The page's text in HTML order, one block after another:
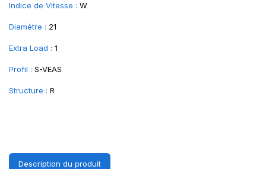
Indice de Vitesse : W
Diamètre : 21
Extra Load : 1
Profil : S-VEAS
Structure : R
Description du produit